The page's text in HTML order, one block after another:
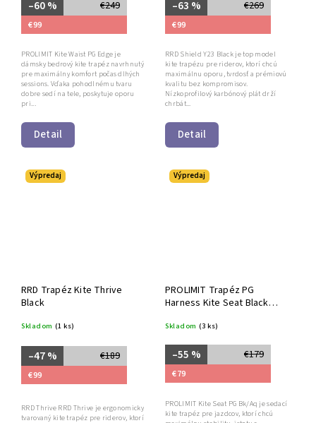
€249
–60 %
€99
Detail
PROLIMIT Kite Waist PG Edge je
dámsky bedrový kite trapéz navrhnutý
pre maximálny komfort počas dlhých
sessions. Vďaka pohodlnému tvaru
dobre sedí na tele, poskytuje oporu
pri...
€269
–63 %
€99
Detail
RRD Shield Y23 Black je top model
kite trapézu pre riderov, ktorí chcú
maximálnu oporu, tvrdosť a prémiovú
kvalitu bez kompromisov.
Nízkoprofilový karbónový plát drží
chrbát...
Výpredaj
RRD Trapéz Kite Thrive
Black
Skladom (1 ks)
€189
–47 %
€99
RRD Thrive RRD Thrive je ergonomicky
tvarovaný kite trapéz pre riderov, ktorí
Výpredaj
PROLIMIT Trapéz PG
Harness Kite Seat Black
Skladom (3 ks)
€179
–55 %
€79
PROLIMIT Kite Seat PG Bk/Aq je sedací
kite trapéz pre jazdcov, ktorí chcú